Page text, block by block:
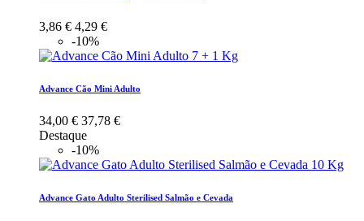
3,86 € 4,29 €
-10%
Advance Cão Mini Adulto
34,00 € 37,78 €
Destaque
-10%
Advance Gato Adulto Sterilised Salmão e Cevada